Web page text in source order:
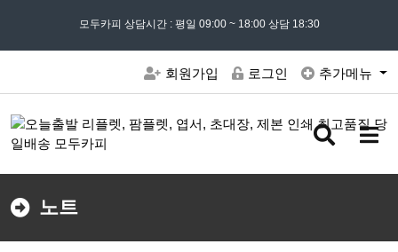
모든 문의는02) 302 - 7797및 ' 견적문의 ' 게시판을 이용해주세요
모두카피 상담시간 : 평일 09:00 ~ 18:00 상담 18:30
회원가입 로그인 추가메뉴
검
버
메
버
노트